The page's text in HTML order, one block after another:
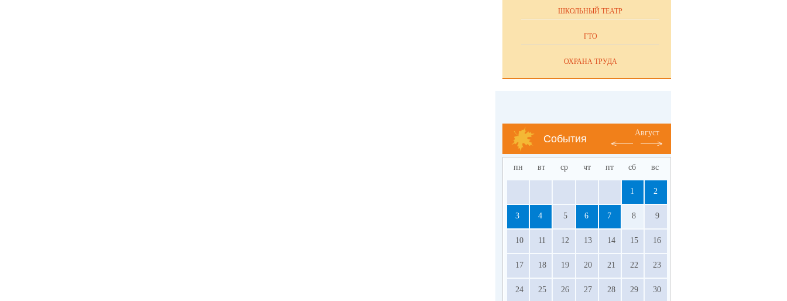
ШКОЛЬНЫЙ ТЕАТР
ГТО
ОХРАНА ТРУДА
События
Август
пн вт ср чт пт сб вс
1 2
3 4 5 6 7 8 9
10 11 12 13 14 15 16
17 18 19 20 21 22 23
24 25 26 27 28 29 30